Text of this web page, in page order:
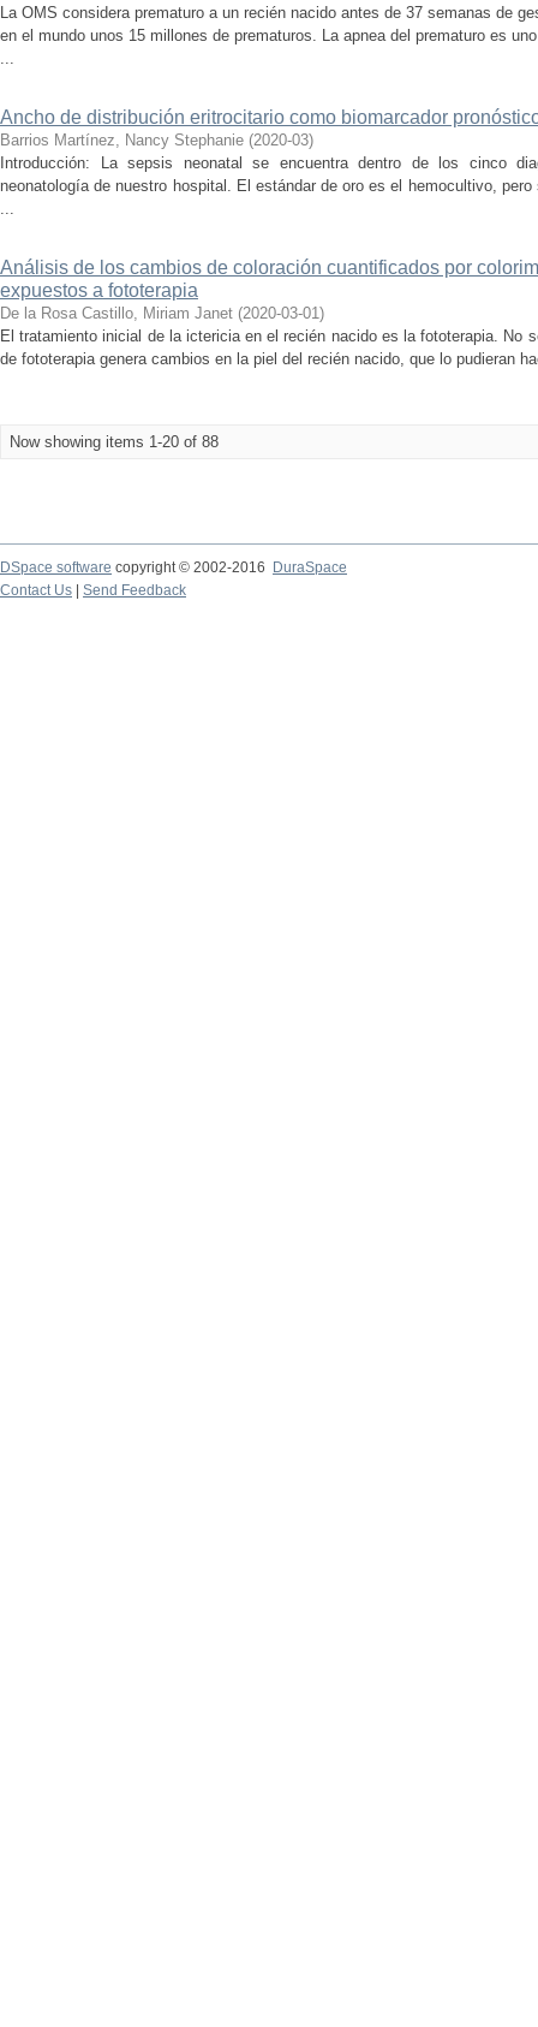
La OMS considera prematuro a un recién nacido antes de 37 semanas de
en el mundo unos 15 millones de prematuros. La apnea del prematuro es
...
Ancho de distribución eritrocitario como biomarcador
Barrios Martínez, Nancy Stephanie (2020-03)
Introducción: La sepsis neonatal se encuentra dentro de los cinco
neonatología de nuestro hospital. El estándar de oro es el hemocultivo,
...
Análisis de los cambios de coloración cuantificados por
expuestos a fototerapia
De la Rosa Castillo, Miriam Janet (2020-03-01)
El tratamiento inicial de la ictericia en el recién nacido es la fototerapia. No
de fototerapia genera cambios en la piel del recién nacido, que lo pudieran
Now showing items 1-20 of 88
DSpace software copyright © 2002-2016
DuraSpace
Contact Us
Send Feedback